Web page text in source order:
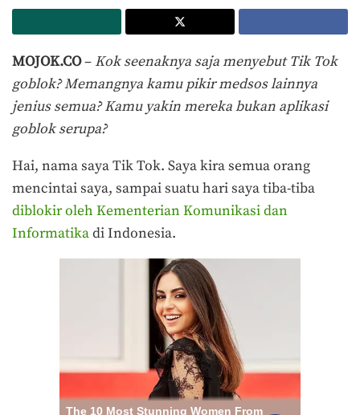
MOJOK.CO– Kok seenaknya saja menyebut Tik Tok
goblok? Memangnya kamu pikir medsos lainnya
jenius semua? Kamu yakin mereka bukan aplikasi
goblok serupa?
Hai, nama saya Tik Tok. Saya kira semua orang
mencintai saya, sampai suatu hari saya tiba-tiba
diblokir oleh Kementerian Komunikasi dan
Informatikadi Indonesia.